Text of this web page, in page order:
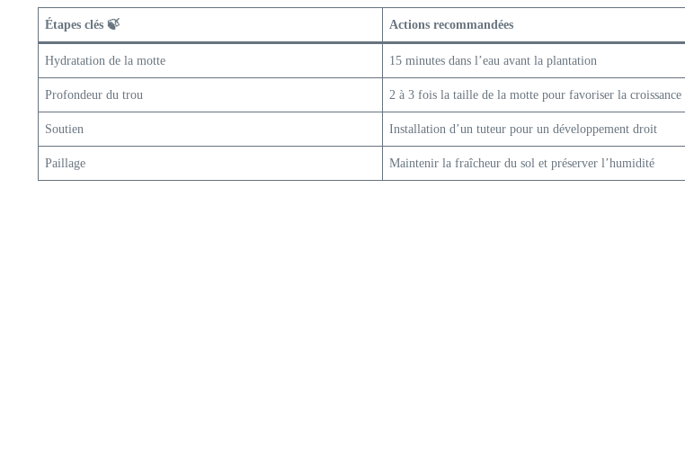
Étapes clés 🍃 Actions recommandées
Hydratation de la motte 15 minutes dans l’eau avant la plantation
Profondeur du trou 2 à 3 fois la taille de la motte pour favoriser la croissance
Soutien Installation d’un tuteur pour un développement droit
Paillage Maintenir la fraîcheur du sol et préserver l’humidité